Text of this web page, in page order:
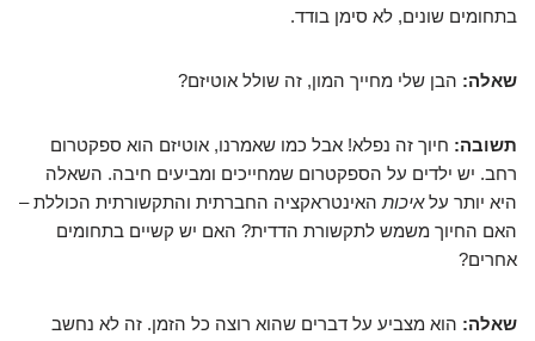
בתחומים שונים, לא סימן בודד.
שאלה: הבן שלי מחייך המון, זה שולל אוטיזם?
תשובה: חיוך זה נפלא! אבל כמו שאמרנו, אוטיזם הוא ספקטרום
רחב. יש ילדים על הספקטרום שמחייכים ומביעים חיבה. השאלה
היא יותר עלאיכות האינטראקציה החברתית והתקשורתית הכוללת –
האם החיוך משמש לתקשורת הדדית? האם יש קשיים בתחומים
אחרים?
שאלה: הוא מצביע על דברים שהוא רוצה כל הזמן. זה לא נחשב